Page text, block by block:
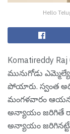
Hello
Komatireddy
మునుగోడు
పోయారు. స్వంత
మంగ‌ళ‌వారం ఆయ‌న
అన్యాయం జరిగితే
అన్యాయం